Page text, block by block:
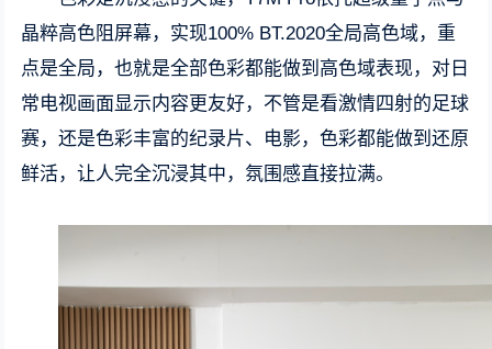
晶粹高色阻屏幕，实现100% BT.2020全局高色域，重
点是全局，也就是全部色彩都能做到高色域表现，对日
常电视画面显示内容更友好，不管是看激情四射的足球
赛，还是色彩丰富的纪录片、电影，色彩都能做到还原
鲜活，让人完全沉浸其中，氛围感直接拉满。